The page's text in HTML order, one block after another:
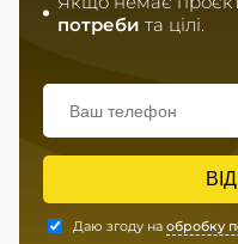
потреби та цілі.
Даю згоду на обробку